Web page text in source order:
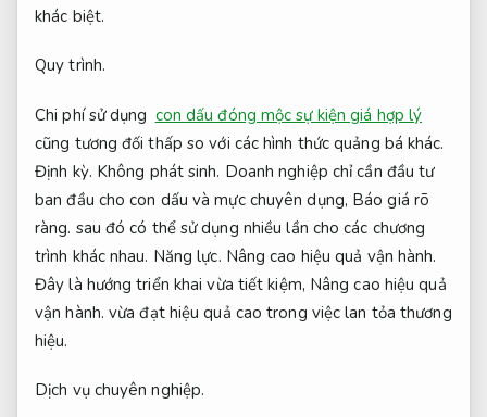
khác biệt.
Quy trình.
Chi phí sử dụng con dấu đóng mộc sự kiện giá hợp lý
cũng tương đối thấp so với các hình thức quảng bá khác.
Định kỳ. Không phát sinh. Doanh nghiệp chỉ cần đầu tư
ban đầu cho con dấu và mực chuyên dụng, Báo giá rõ
ràng. sau đó có thể sử dụng nhiều lần cho các chương
trình khác nhau. Năng lực. Nâng cao hiệu quả vận hành.
Đây là hướng triển khai vừa tiết kiệm, Nâng cao hiệu quả
vận hành. vừa đạt hiệu quả cao trong việc lan tỏa thương
hiệu.
Dịch vụ chuyên nghiệp.